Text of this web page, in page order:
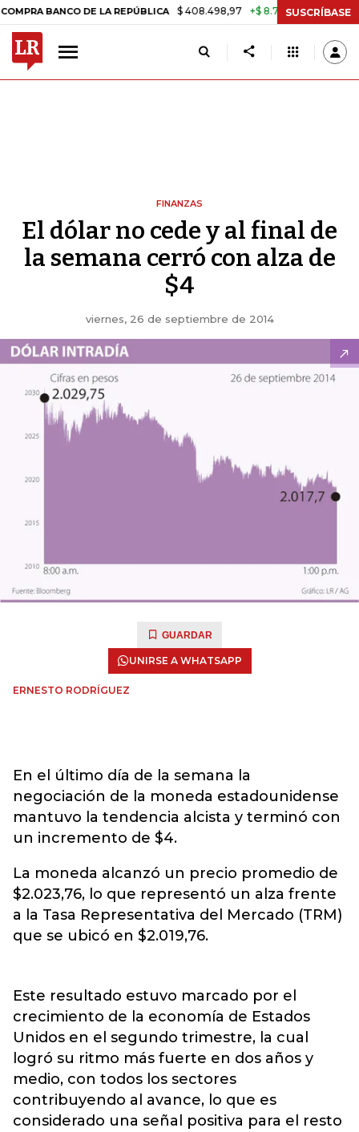
BANCO DE LA REPÚBLICA $ 408.498,97 +$ 8.753,81 +2,19% TASA
SUSCRÍBASE
FINANZAS
El dólar no cede y al final de
la semana cerró con alza de
$4
viernes, 26 de septiembre de 2014
GUARDAR
UNIRSE A WHATSAPP
ERNESTO RODRÍGUEZ
En el último día de la semana la
negociación de la moneda estadounidense
mantuvo la tendencia alcista y terminó con
un incremento de $4.
La moneda alcanzó un precio promedio de
$2.023,76, lo que representó un alza frente
a la Tasa Representativa del Mercado (TRM)
que se ubicó en $2.019,76.
Este resultado estuvo marcado por el
crecimiento de la economía de Estados
Unidos en el segundo trimestre, la cual
logró su ritmo más fuerte en dos años y
medio, con todos los sectores
contribuyendo al avance, lo que es
considerado una señal positiva para el resto